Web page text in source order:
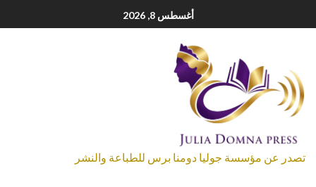
أغسطس 8, 2026
تصدر عن مؤسسة جوليا دومنا برس للطباعة والنشر